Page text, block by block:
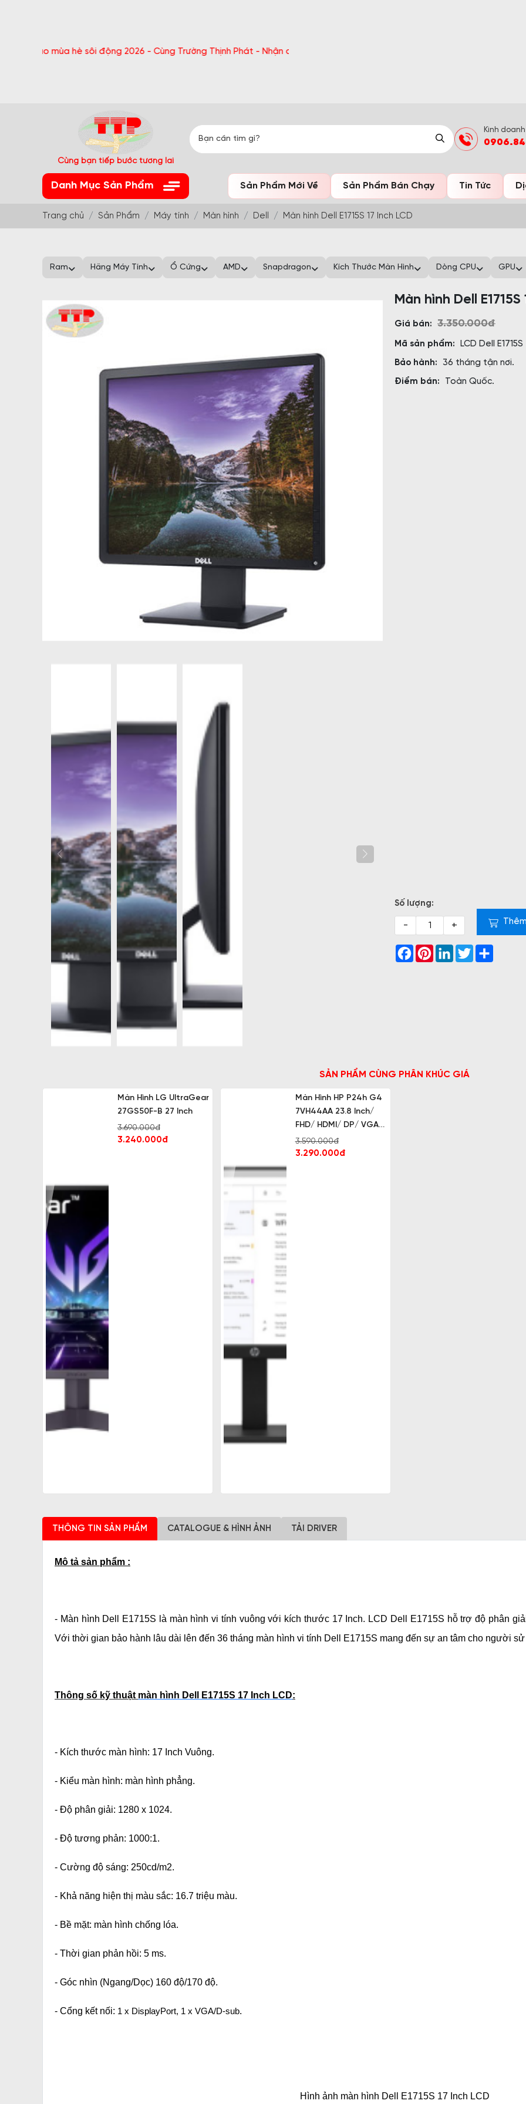
mùa hè sôi động 2026 - Cùng Trường Thịnh Phát - Nhận quà bất ngờ Đón Hè Sang chi tiết tại 'Khuyến Mãi'
Cùng bạn tiếp bước tương lai
Kinh
Danh Mục Sản Phẩm Sản Phẩm Mới Về Sản Phẩm Bán Chạy Tin Tức
Trang chủ Sản Phẩm Máy tính Màn hình Dell Màn hình Dell E1715S 17 Inch LCD
Ram Hãng Máy Tính Ổ Cứng AMD Snapdragon Kích Thước Màn Hình Dòng CPU GPU
Màn hình Dell E1715S
Giá bán: 3.350.000đ
Mã sản phẩm: LCD Dell E1715S
Bảo hành:
36 tháng tận nơi.
Điểm bán:
Toàn Quốc.
Máy Tính Bộ
71047524 I3-
Số lượng:
- +
Facebook
PinterestLinkedInTwitter
SẢN PHẨM CÙNG PHÂN KHÚC GIÁ
Màn Hình LG UltraGear
27GS50F-B 27 Inch
3.690.000đ
3.240.000đ
Màn Hình HP P24h G4
7VH44AA 23.8 Inch/
FHD/ HDMI/ DP/ VGA/
IPS
3.590.000đ
3.290.000đ
THÔNG TIN SẢN PHẨM CATALOGUE & HÌNH ẢNH TẢI DRIVER
Mô tả sản phẩm :
- Màn hình Dell E1715S là màn hình vi tính vuông với kích thước 17 Inch. LCD Dell E1715S hỗ trợ độ phân
Với thời gian bảo hành lâu dài lên đến 36 tháng màn hình vi tính Dell E1715S mang đến sự an tâm cho người sử
Thông số kỹ thuật màn hình Dell E1715S 17 Inch LCD:
- Kích thước màn hình: 17 Inch Vuông.
- Kiểu màn hình: màn hình phẳng.
- Độ phân giải: 1280 x 1024.
- Độ tương phản: 1000:1.
- Cường độ sáng: 250cd/m2.
- Khả năng hiện thị màu sắc: 16.7 triệu màu.
- Bề mặt: màn hình chống lóa.
- Thời gian phản hồi: 5 ms.
- Góc nhìn (Ngang/Dọc) 160 độ/170 độ.
- Cổng kết nối: 1 x DisplayPort, 1 x VGA/D-sub.
Hình ảnh màn hình Dell E1715S 17 Inch LCD